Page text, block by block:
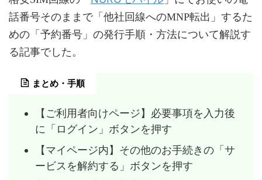
話番号そのままで「他社回線へのMNP転出」するた
めの「予約番号」の発行手順・方法について解説す
る記事でした。
まとめ・手順
【ご利用者向けページ】必要事項を入力後
に「ログイン」ボタンを押す
【マイページ内】その他のお手続きの「サ
ービスを解約する」ボタンを押す